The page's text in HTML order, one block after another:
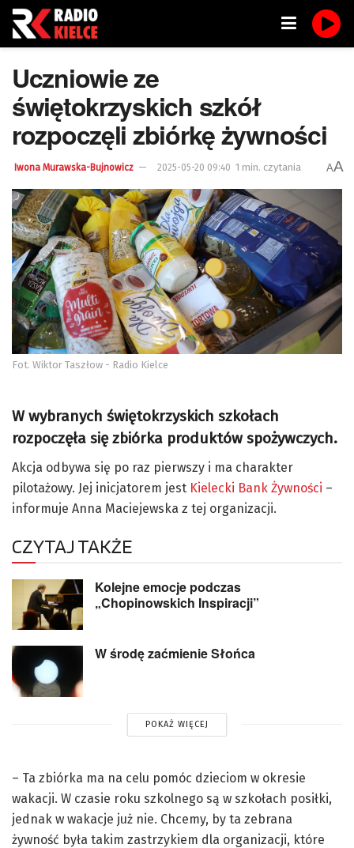
Uczniowie ze
świętokrzyskich szkół
rozpoczęli zbiórkę żywności
Iwona Murawska-Bujnowicz 2025-05-20 09:40 1 min. czytania AA
Fot. Wiktor Taszłow - Radio Kielce
W wybranych świętokrzyskich szkołach
rozpoczęła się zbiórka produktów spożywczych.
Akcja odbywa się po raz pierwszy i ma charakter
pilotażowy. Jej inicjatorem jest Kielecki Bank Żywności –
informuje Anna Maciejewska z tej organizacji.
CZYTAJ TAKŻE
Kolejne emocje podczas
„Chopinowskich Inspiracji”
W środę zaćmienie Słońca
POKAŻ WIĘCEJ
– Ta zbiórka ma na celu pomóc dzieciom w okresie
wakacji. W czasie roku szkolnego są w szkołach posiłki,
jednak w wakacje już nie. Chcemy, by ta zebrana
żywność była takim zastrzykiem dla organizacji, które